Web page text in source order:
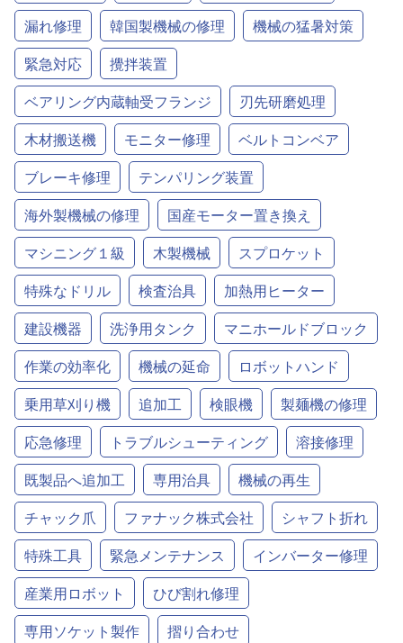
漏れ修理
韓国製機械の修理
機械の猛暑対策
緊急対応
攪拌装置
ベアリング内蔵軸受フランジ
刃先研磨処理
木材搬送機
モニター修理
ベルトコンベア
ブレーキ修理
テンパリング装置
海外製機械の修理
国産モーター置き換え
マシニング１級
木製機械
スプロケット
特殊なドリル
検査治具
加熱用ヒーター
建設機器
洗浄用タンク
マニホールドブロック
作業の効率化
機械の延命
ロボットハンド
乗用草刈り機
追加工 検眼機
製麺機の修理
応急修理
トラブルシューティング
溶接修理
既製品へ追加工
専用治具
機械の再生
チャック爪
ファナック株式会社
シャフト折れ
特殊工具
緊急メンテナンス
インバーター修理
産業用ロボット
ひび割れ修理
専用ソケット製作
摺り合わせ